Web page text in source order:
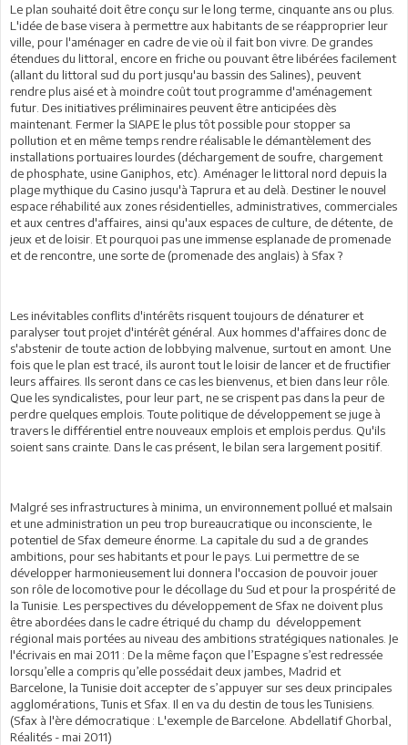
Le plan souhaité doit être conçu sur le long terme, cinquante ans ou plus.
L'idée de base visera à permettre aux habitants de se réapproprier leur
ville, pour l'aménager en cadre de vie où il fait bon vivre. De grandes
étendues du littoral, encore en friche ou pouvant être libérées facilement
(allant du littoral sud du port jusqu'au bassin des Salines), peuvent
rendre plus aisé et à moindre coût tout programme d'aménagement
futur. Des initiatives préliminaires peuvent être anticipées dès
maintenant. Fermer la SIAPE le plus tôt possible pour stopper sa
pollution et en même temps rendre réalisable le démantèlement des
installations portuaires lourdes (déchargement de soufre, chargement
de phosphate, usine Ganiphos, etc). Aménager le littoral nord depuis la
plage mythique du Casino jusqu'à Taprura et au delà. Destiner le nouvel
espace réhabilité aux zones résidentielles, administratives, commerciales
et aux centres d'affaires, ainsi qu'aux espaces de culture, de détente, de
jeux et de loisir. Et pourquoi pas une immense esplanade de promenade
et de rencontre, une sorte de (promenade des anglais) à Sfax ?
Les inévitables conflits d'intérêts risquent toujours de dénaturer et
paralyser tout projet d'intérêt général. Aux hommes d'affaires donc de
s'abstenir de toute action de lobbying malvenue, surtout en amont. Une
fois que le plan est tracé, ils auront tout le loisir de lancer et de fructifier
leurs affaires. Ils seront dans ce cas les bienvenus, et bien dans leur rôle.
Que les syndicalistes, pour leur part, ne se crispent pas dans la peur de
perdre quelques emplois. Toute politique de développement se juge à
travers le différentiel entre nouveaux emplois et emplois perdus. Qu'ils
soient sans crainte. Dans le cas présent, le bilan sera largement positif.
Malgré ses infrastructures à minima, un environnement pollué et malsain
et une administration un peu trop bureaucratique ou inconsciente, le
potentiel de Sfax demeure énorme. La capitale du sud a de grandes
ambitions, pour ses habitants et pour le pays. Lui permettre de se
développer harmonieusement lui donnera l'occasion de pouvoir jouer
son rôle de locomotive pour le décollage du Sud et pour la prospérité de
la Tunisie. Les perspectives du développement de Sfax ne doivent plus
être abordées dans le cadre étriqué du champ du développement
régional mais portées au niveau des ambitions stratégiques nationales. Je
l'écrivais en mai 2011 : De la même façon que l’Espagne s’est redressée
lorsqu’elle a compris qu’elle possédait deux jambes, Madrid et
Barcelone, la Tunisie doit accepter de s’appuyer sur ses deux principales
agglomérations, Tunis et Sfax. Il en va du destin de tous les Tunisiens.
(Sfax à l'ère démocratique : L'exemple de Barcelone. Abdellatif Ghorbal,
Réalités - mai 2011)